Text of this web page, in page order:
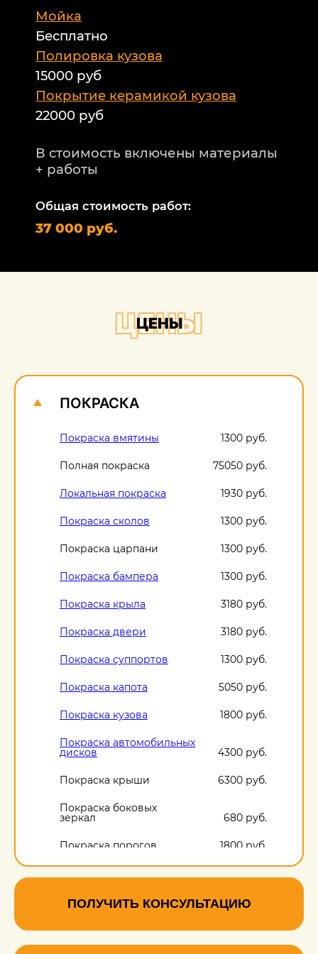
Мойка
Бесплатно
Полировка кузова
15000 руб
Покрытие керамикой кузова
22000 руб
В стоимость включены материалы
+ работы
Общая стоимость работ:
37 000 руб.
ЦЕНЫ
ЦЕНЫ
ПОКРАСКА
Покраска вмятины 1300 руб.
Полная покраска 75050 руб.
Локальная покраска 1930 руб.
Покраска сколов 1300 руб.
Покраска царпани 1300 руб.
Покраска бампера 1300 руб.
Покраска крыла 3180 руб.
Покраска двери 3180 руб.
Покраска суппортов 1300 руб.
Покраска капота 5050 руб.
Покраска кузова 1800 руб.
Покраска автомобильных
дисков 4300 руб.
Покраска крыши 6300 руб.
Покраска боковых
зеркал 680 руб.
Покраска порогов 1800 руб.
ПОЛУЧИТЬ КОНСУЛЬТАЦИЮ